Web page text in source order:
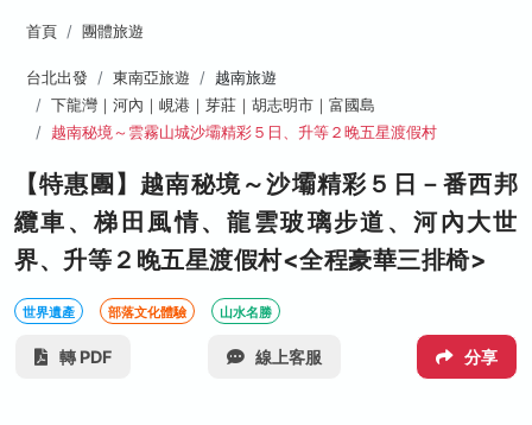
首頁 團體旅遊
台北出發 東南亞旅遊
越南旅遊
下龍灣｜河內｜峴港｜芽莊｜胡志明市｜富國島
越南秘境～雲霧山城沙壩精彩５日、升等２晚五星渡假村
【特惠團】越南秘境～沙壩精彩５日－番西邦
纜車、梯田風情、龍雲玻璃步道、河內大世
界、升等２晚五星渡假村<全程豪華三排椅>
世界遺產 部落文化體驗 山水名勝
轉 PDF 線上客服 分享